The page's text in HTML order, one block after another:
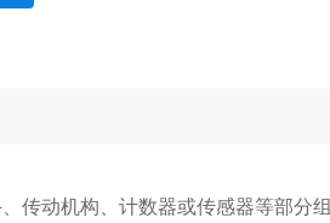
传动机构、计数器或传感器等部分组